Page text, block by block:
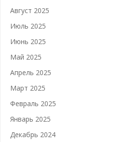
Август 2025
Июль 2025
Июнь 2025
Май 2025
Апрель 2025
Март 2025
Февраль 2025
Январь 2025
Декабрь 2024